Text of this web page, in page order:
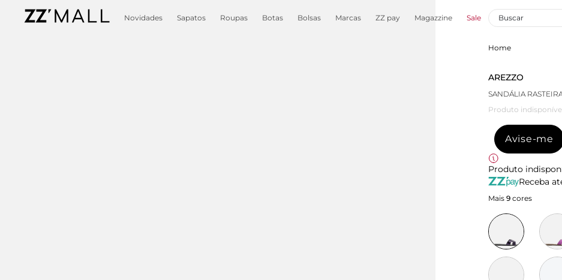
Novidades Sapatos Roupas Botas Bolsas Marcas ZZ pay Magazzine Sale
Home
AREZZO
SANDÁLIA
Produto
Avise-me
Produto
Receba
Mais 9 cores